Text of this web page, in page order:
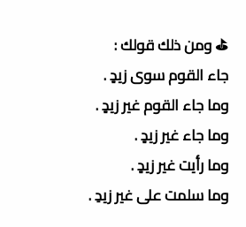
⛳️ ومن ذلك قولك :
جاء القوم سوى زيدٍ .
وما جاء القوم غير زيدٍ .
وما جاء غير زيدٍ .
وما رأيت غير زيدٍ .
وما سلمت على غير زيدِ .